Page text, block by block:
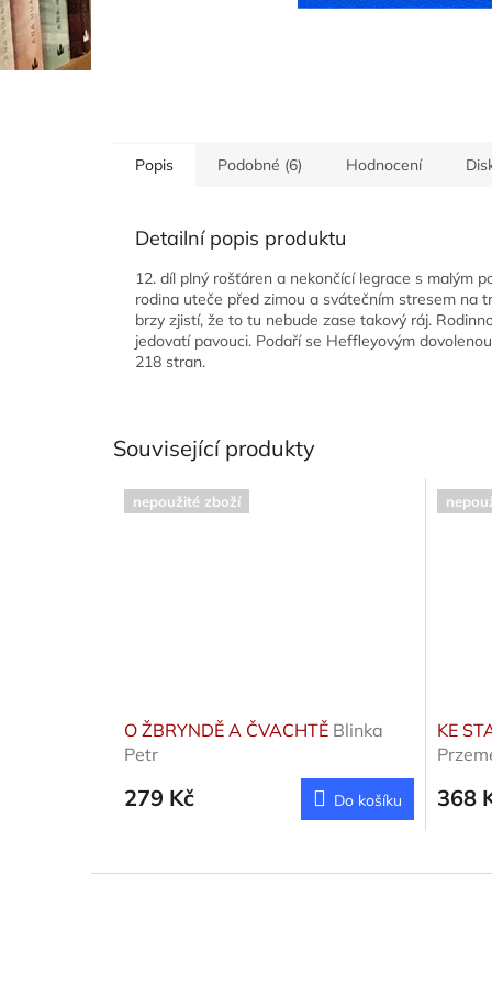
Popis Podobné (6) Hodnocení
Detailní popis produktu
12. díl plný rošťáren a nekončící legrace s malým
rodina uteče před zimou a svátečním stresem na
brzy zjistí, že to tu nebude zase takový ráj.
jedovatí pavouci. Podaří se Heffleyovým
218 stran.
Související produkty
nepoužité zboží
O ŽBRYNDĚ A ČVACHTĚ Blinka
Petr
279 Kč Do košíku
KE
368